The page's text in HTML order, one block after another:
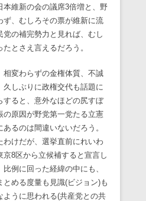
本維新の会の議席3倍増と、野
ず、むしろその票が維新に流
の補完勢力と見れば、むし
とさえ言えるだろう。
変わらずの金権体質、不誠
しぶりに政権交代も話題に
すると、意外なほどの尻すぼ
の原因が野党第一党たる立憲
るのは間違いないだろう。
けだが、選挙直前にれいわ
8区から立候補すると宣言し
例に回った経緯の中にも、
める度量も見識(ビジョン)も
ように思われる(共産党との共